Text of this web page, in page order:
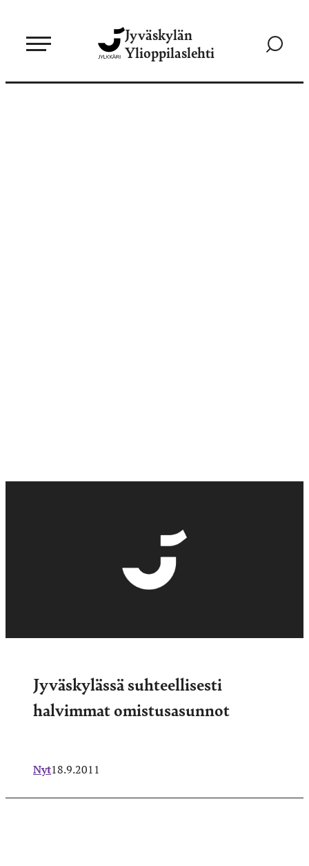
sisältöön
Jyväskylän
Ylioppilaslehti
Siirry
Jyväskylässä suhteellisesti
halvimmat omistusasunnot
Nyt18.9.2011